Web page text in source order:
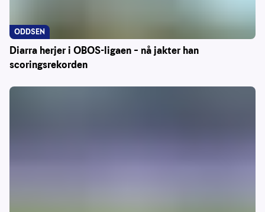
Diarra herjer i OBOS-ligaen – nå jakter han
scoringsrekorden
ODDSEN